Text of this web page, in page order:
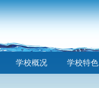
学校概况 学校特色